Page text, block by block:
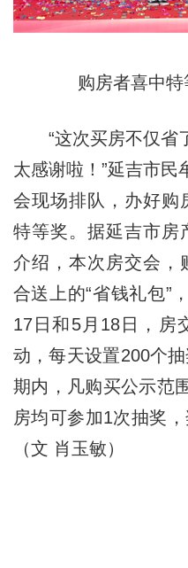
购房者喜中
“这次买房不仅省了
太感谢啦！”延吉市民
会现场排队，办好购
特等奖。据延吉市房
介绍，本次房交会，
合送上的“省钱礼包”
17日和5月18日，房
动，每天设置200个
期内，凡购买公示范
房均可参加1次抽奖
（文 肖玉敏）